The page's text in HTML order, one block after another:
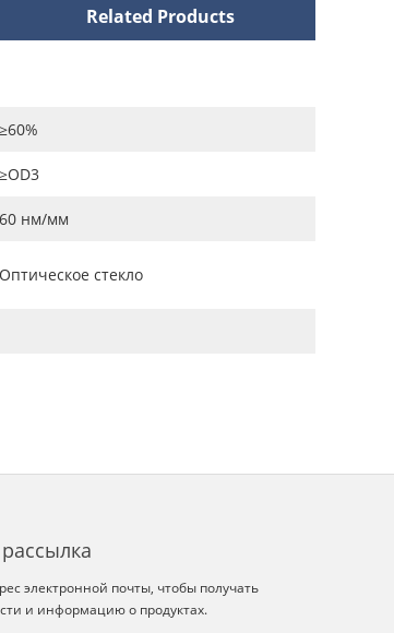
Related Products
≥60%
≥OD3
60 нм/мм
Оптическое стекло
электронной почты, чтобы получать
и информацию о продуктах.